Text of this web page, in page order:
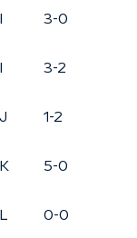
3-0
3-2
J 1-2
K 5-0
L 0-0